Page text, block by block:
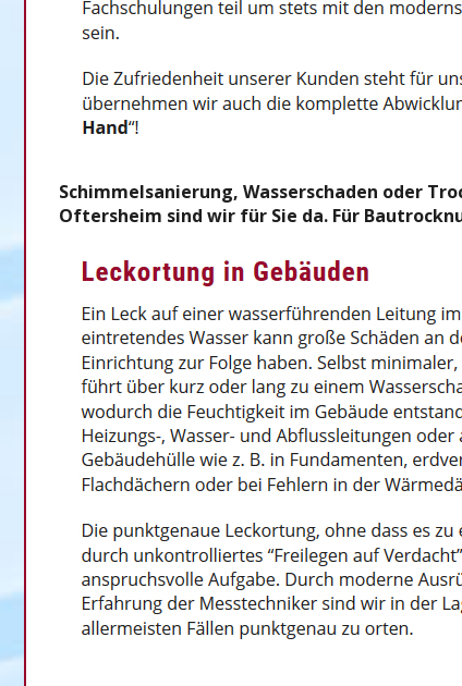
Schimmelsanierung, Wasserschaden oder
Oftersheim sind wir für Sie da. Für